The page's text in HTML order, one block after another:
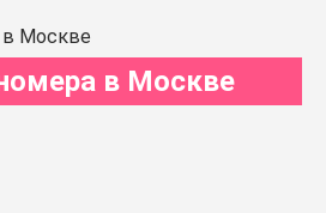
в Москве